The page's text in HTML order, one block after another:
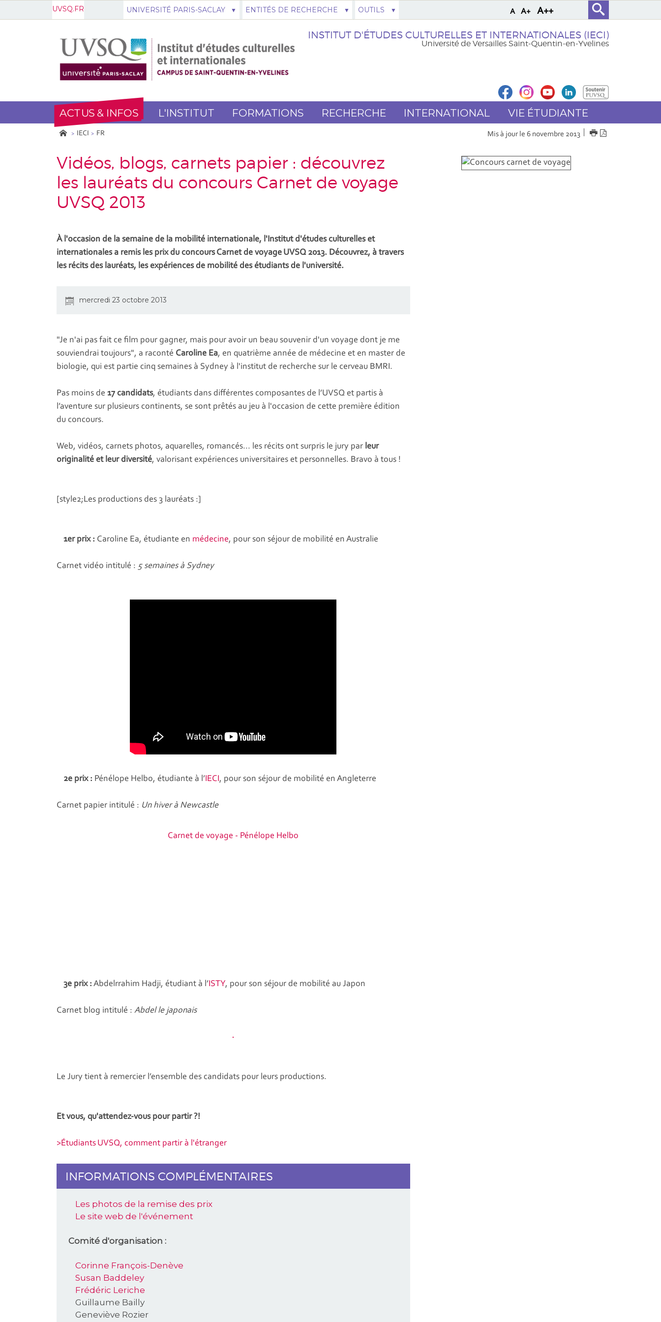
A A+ A++
UVSQ.FR
INSTITUT D'ÉTUDES CULTURELLES ET INTERNATIONALES (IECI)
Université de Versailles Saint-Quentin-en-Yvelines
ACTUS & INFOS L'INSTITUT FORMATIONS RECHERCHE INTERNATIONAL VIE ÉTUDIANTE
IECI FR Mis à jour le 6 novembre 2013 IMPRIMER
Vidéos, blogs, carnets papier : découvrez
les lauréats du concours Carnet de voyage
UVSQ 2013
À l'occasion de la semaine de la mobilité internationale, l'Institut d'études culturelles et
internationales a remis les prix du concours Carnet de voyage UVSQ 2013. Découvrez, à travers
les récits des lauréats, les expériences de mobilité des étudiants de l'université.
mercredi 23 octobre 2013
"Je n'ai pas fait ce film pour gagner, mais pour avoir un beau souvenir d'un voyage dont je me
souviendrai toujours", a raconté Caroline Ea, en quatrième année de médecine et en master de
biologie, qui est partie cinq semaines à Sydney à l'institut de recherche sur le cerveau BMRI.
Pas moins de 17 candidats, étudiants dans différentes composantes de l’UVSQ et partis à
l’aventure sur plusieurs continents, se sont prêtés au jeu à l'occasion de cette première édition
du concours.
Web, vidéos, carnets photos, aquarelles, romancés... les récits ont surpris le jury par leur
originalité et leur diversité, valorisant expériences universitaires et personnelles. Bravo à tous !
[style2;Les productions des 3 lauréats :]
1er prix : Caroline Ea, étudiante en médecine, pour son séjour de mobilité en Australie
Carnet vidéo intitulé : 5 semaines à Sydney
2e prix : Pénélope Helbo, étudiante à l’IECI, pour son séjour de mobilité en Angleterre
Carnet papier intitulé : Un hiver à Newcastle
Carnet de voyage - Pénélope Helbo
3e prix : Abdelrrahim Hadji, étudiant à l’ISTY, pour son séjour de mobilité au Japon
Carnet blog intitulé : Abdel le japonais
Le Jury tient à remercier l’ensemble des candidats pour leurs productions.
Et vous, qu'attendez-vous pour partir ?!
>Étudiants UVSQ, comment partir à l'étranger
INFORMATIONS COMPLÉMENTAIRES
Les photos de la remise des prix
Le site web de l'événement
Comité d'organisation :
Corinne François-Denève
Susan Baddeley
Frédéric Leriche
Guillaume Bailly
Geneviève Rozier
UNIVERSITÉ PARIS-SACLAY ENTITÉS DE RECHERCHE OUTILS